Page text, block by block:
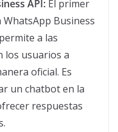
API: El primer
Business
a las
los usuarios a
oficial. Es
un chatbot en la
respuestas